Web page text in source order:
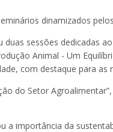
dinamizados
sessões dedicadas
Animal - Um
com destaque para
do Setor
a importância da